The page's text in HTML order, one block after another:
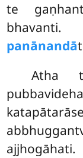
te
panānandā
Atha